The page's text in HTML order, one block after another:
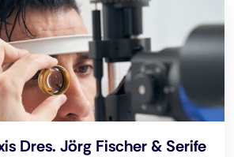
Dres. Jörg Fischer & Serife